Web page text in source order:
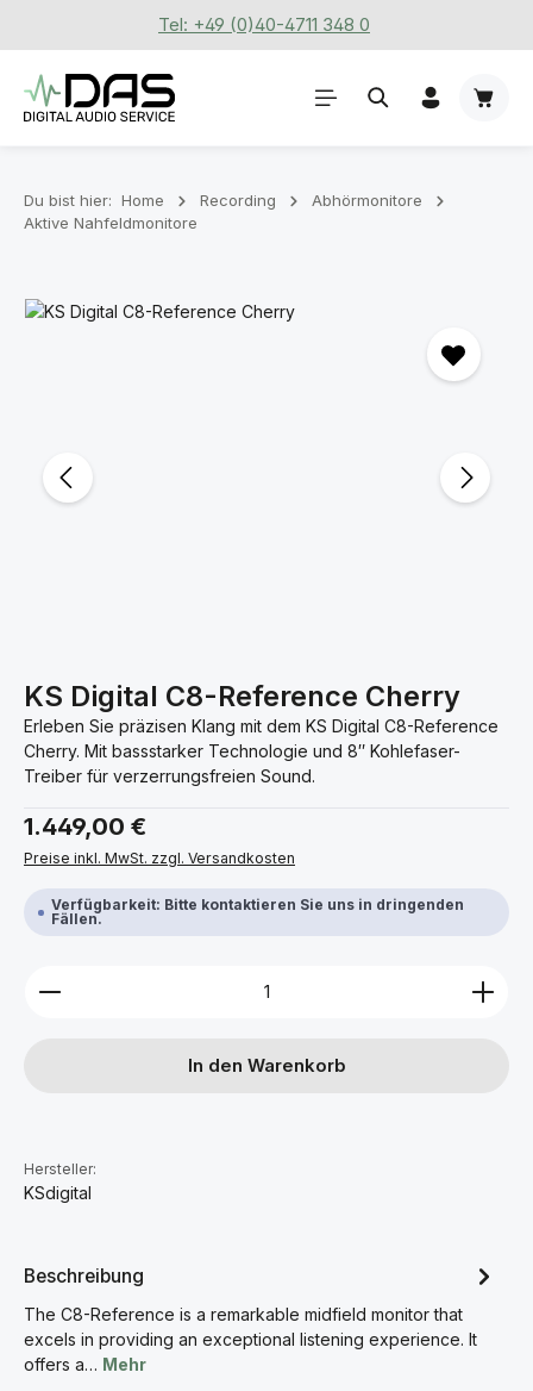
Zum Hauptinhalt springenTel: +49 (0)40-4711 348 0
Du bist hier: Home Recording
Abhörmonitore
Aktive Nahfeldmonitore
Bildergalerie überspringen
KS Digital C8-Reference Cherry
Erleben Sie präzisen Klang mit dem KS Digital C8-Reference
Cherry. Mit bassstarker Technologie und 8″ Kohlefaser-
Treiber für verzerrungsfreien Sound.
Regulärer Preis:
1.449,00 €
Preise inkl. MwSt. zzgl. Versandkosten
Verfügbarkeit: Bitte kontaktieren Sie uns in dringenden
Fällen.
Produkt Anzahl: Gib den gewünschten Wert ein
In den Warenkorb
Hersteller:
KSdigital
Beschreibung
The C8-Reference is a remarkable midfield monitor that
excels in providing an exceptional listening experience. It
offers a… Mehr